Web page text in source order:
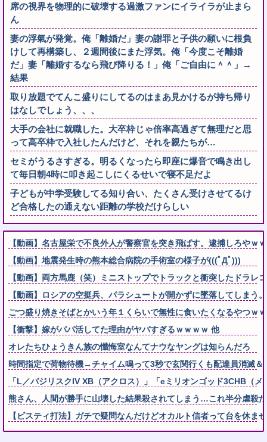
席の視界を物理的に破壊する過激ファンにイライラが止まら
ん
妻の浮氣が発覚。俺「離婚だ」妻の謝罪と子供の願いに根負
けして再構築し、２週間後にまた浮気。俺「今度こそ離婚
だ」妻「離婚するなら飛び降りる！」俺「ご自由に＾＾」→
結果
取り放題でてんこ盛りにしてるのはまあ見かけるが持ち帰り
はなしでしょう、、、
大手の会社に就職した。大卒枠じゃ倍率高過ぎて無理だと思
って高卒枠で入社したんだけど、それを親たちが…
セミがうるさすぎる。明るくなったら即座に爆音で鳴き出し
て毎日朝4時に叩き起こしにくるせいで寝不足だよ
子どもが中学受験してる知り合い、たくさん受けさせてるけ
ど合格したの通えない距離の学校だけらしい
【動画】名古屋栄で不良外人が警察官を突き飛ばす。逮捕しろやｗ
【動画】地震発生時の熊本総合病院の手術室の様子が(((ﾟДﾟ)))
【動画】両方馬鹿（笑）ミニストップでトラックと衝突したドラレ
【動画】ロシアの空挺兵、パラシュートが開かずに墜落してしまう。
ごつ盛り焼きそばとかいう年１くらいで無性に食いたくなるやつｗ
【衝撃】嫁がパパ活してた理由がヤバすぎるｗｗｗｗ 他
オレたちひょうきん族の懺悔室なんてナウなヤングは知らんだろ
時間指定で荷物待機→チャイム鳴って3秒で玄関行くも配達員消滅
「L／バジリスクIV XB（アクロス）」「eミリオンゴッド3CHB（
熊さん、人間が勝手に山壊した結果殺されてしまう…これ半分虐殺
【ビスティ打法】ガチで疑問なんだけどオカルト信者って台を休